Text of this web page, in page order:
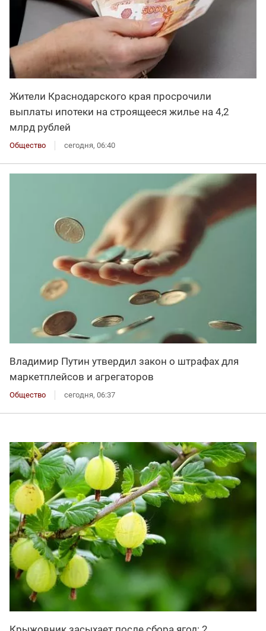
Жители Краснодарского края просрочили
выплаты ипотеки на строящееся жилье на 4,2
млрд рублей
Общество сегодня, 06:40
Владимир Путин утвердил закон о штрафах для
маркетплейсов и агрегаторов
Общество сегодня, 06:37